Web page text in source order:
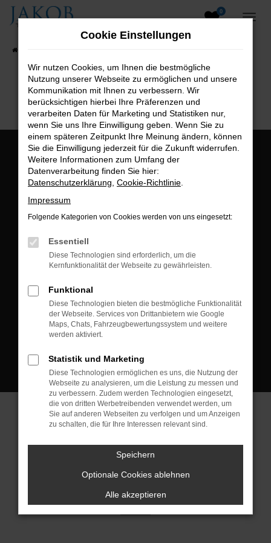
Zum
0
B2B-Shop
Öffnungszeiten:
Montag bis Freitag:
Postadresse:
Kontakt:
Tel.: +49 3745 760 90 20
Fax: +49 3745 760 90 21
Mail: fj@jakob-trading.com
Cookie Einstellungen
© 2026 Jakob Trading GmbH | Neustädter Straße 1 | DE-08223
Neustadt/Vogtland | fj@jakob-trading.com | Webdesign by audaris.de
Cookie Einstellungen
Wir nutzen Cookies, um Ihnen die bestmögliche
Nutzung unserer Webseite zu ermöglichen und unsere
Kommunikation mit Ihnen zu verbessern. Wir
berücksichtigen hierbei Ihre Präferenzen und
verarbeiten Daten für Marketing und Statistiken nur,
wenn Sie uns Ihre Einwilligung geben. Wenn Sie zu
einem späteren Zeitpunkt Ihre Meinung ändern, können
Sie die Einwilligung jederzeit für die Zukunft widerrufen.
Weitere Informationen zum Umfang der
Datenverarbeitung finden Sie hier:
Datenschutzerklärung Cookie-Richtlinie
Impressum
Folgende Kategorien von Cookies werden von uns eingesetzt:
Essentiell
Diese Technologien sind erforderlich, um die
Kernfunktionalität der Webseite zu gewährleisten.
Funktional
Diese Technologien bieten die bestmögliche Funktionalität
der Webseite. Services von Drittanbietern wie Google
Maps, Chats, Fahrzeugbewertungssystem und weitere
werden aktiviert.
Statistik und Marketing
Diese Technologien ermöglichen es uns, die Nutzung der
Webseite zu analysieren, um die Leistung zu messen und
zu verbessern. Zudem werden Technologien eingesetzt,
die von dritten Werbetreibenden verwendet werden, um
Sie auf anderen Webseiten zu verfolgen und um Anzeigen
zu schalten, die für Ihre Interessen relevant sind.
Speichern
Optionale Cookies ablehnen
Alle akzeptieren